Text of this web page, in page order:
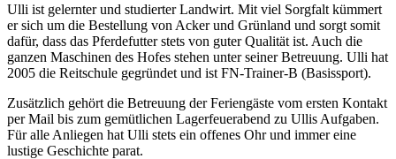
Ulli ist gelernter und studierter Landwirt. Mit viel Sorgfalt kümmert
er sich um die Bestellung von Acker und Grünland und sorgt somit
dafür, dass das Pferdefutter stets von guter Qualität ist. Auch die
ganzen Maschinen des Hofes stehen unter seiner Betreuung. Ulli hat
2005 die Reitschule gegründet und ist FN-Trainer-B (Basissport).
Zusätzlich gehört die Betreuung der Feriengäste vom ersten Kontakt
per Mail bis zum gemütlichen Lagerfeuerabend zu Ullis Aufgaben.
Für alle Anliegen hat Ulli stets ein offenes Ohr und immer eine
lustige Geschichte parat.